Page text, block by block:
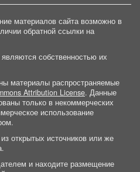
материалов сайта возможно в
обратной ссылки на
собственностью их
материалы распространяемые
Attribution License. Данные
только в некоммерческих
использование
открытых источников или же
и находите размещение